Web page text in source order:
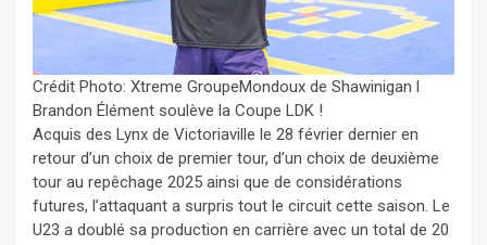
Crédit Photo: Xtreme GroupeMondoux de Shawinigan l
Brandon Élément soulève la Coupe LDK !
Acquis des Lynx de Victoriaville le 28 février dernier en
retour d’un choix de premier tour, d’un choix de deuxième
tour au repêchage 2025 ainsi que de considérations
futures, l’attaquant a surpris tout le circuit cette saison. Le
U23 a doublé sa production en carrière avec un total de 20